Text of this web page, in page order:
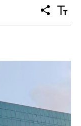
공
유
텍
스